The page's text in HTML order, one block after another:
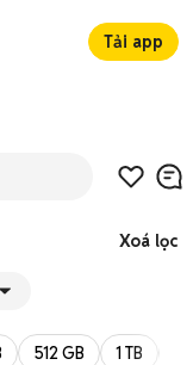
Tải app
Xoá lọc
512 GB 1 TB